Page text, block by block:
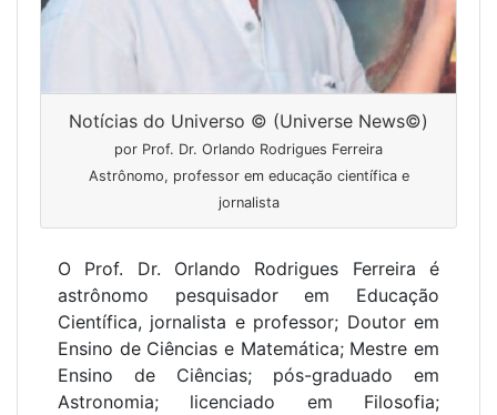
Notícias do Universo © (Universe News©)
por Prof. Dr. Orlando Rodrigues Ferreira
Astrônomo, professor em educação científica e
jornalista
O Prof. Dr. Orlando Rodrigues Ferreira é
astrônomo pesquisador em Educação
Científica, jornalista e professor; Doutor em
Ensino de Ciências e Matemática; Mestre em
Ensino de Ciências; pós-graduado em
Astronomia; licenciado em Filosofia;